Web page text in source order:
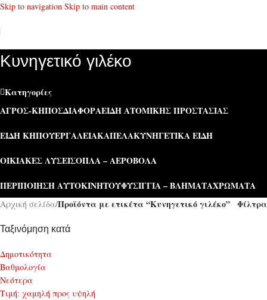
Skip to navigation Skip to main content
Κυνηγετικό γιλέκο
Κατηγορίες
ΑΓΡΌΣ-ΚΉΠΟΣΔΙΆΦΟΡΑΕΊΔΗ ΑΤΟΜΙΚΉΣ ΠΡΟΣΤΑΣΊΑΣ
ΕΊΔΗ ΚΉΠΟΥΕΡΓΑΛΕΊΑΚΑΠΕΛΑΚΥΝΗΓΕΤΙΚΆ ΕΊΔΗ
ΟΙΚΙΑΚΈΣ ΛΎΣΕΙΣΌΠΛΑ – ΑΕΡΟΒΌΛΑ
ΠΕΡΙΠΟΊΗΣΗ ΑΥΤΟΚΙΝΉΤΟΥΦΥΣΊΓΓΙΑ – ΒΛΉΜΑΤΑΧΡΏΜΑΤΑ
Αρχική σελίδα/Προϊόντα με ετικέτα “Κυνηγετικό γιλέκο” Φίλτρα
Ταξινόμηση κατά
Δημοτικότητα
Bαθμολογία
Νεότερα
Τιμή: χαμηλή προς υψηλή